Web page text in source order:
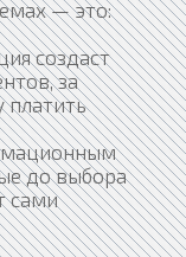
— это:
создаст
за
платить
до выбора
сами